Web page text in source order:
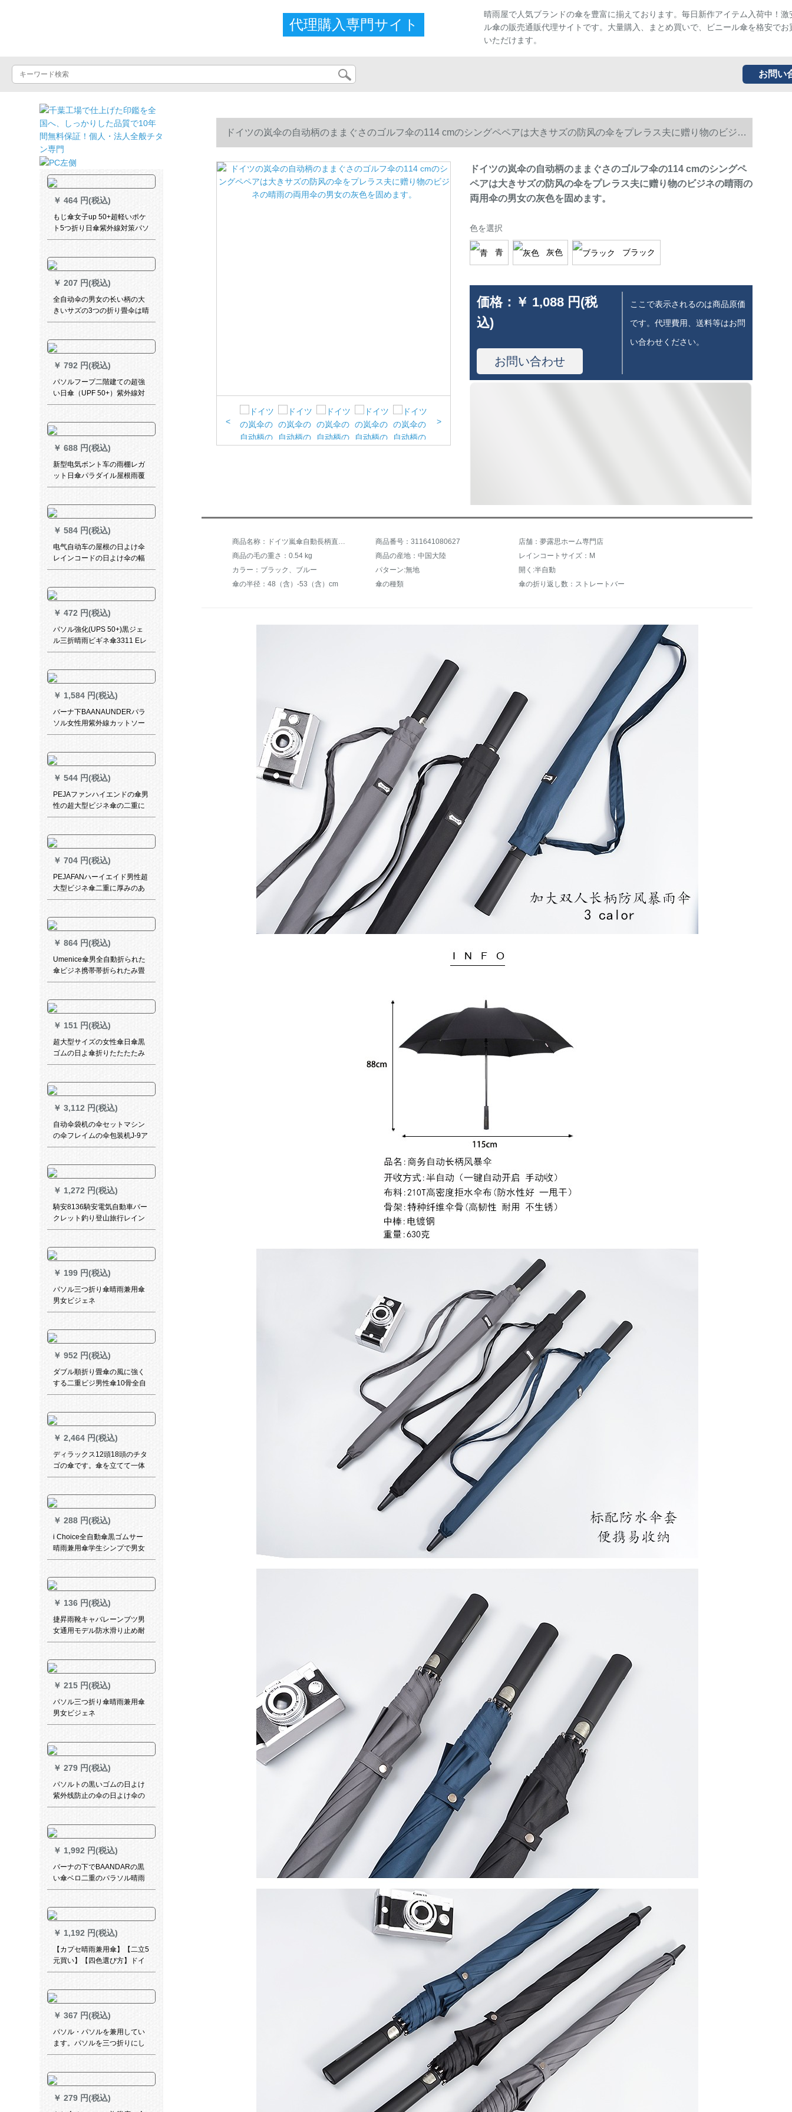
代理購入専門サイト
晴雨屋で人気ブランドの傘を豊富に揃えております。毎日新作アイテム入荷中！激
ル傘の販売通販代理サイトです。大量購入、まとめ買いで、ビニール傘を格安でお
いただけます。
お問い
￥ 464 円(税込)
もじ傘女子up 50+超軽いポケ
ト5つ折り日傘紫外線対策パソ
ル晴雨兼用傘コーパンベルト
￥ 207 円(税込)
全自动伞の男女の长い柄の大
きいサズの3つの折り畳伞は晴
雨の両用伞のままにします。
ます。
￥ 792 円(税込)
パソルフープ二階建ての超強
い日傘（UPF 50+）紫外線対
策と傘兼用の小さな黒い傘三
重紫【送り保険】
￥ 688 円(税込)
新型电気ボント车の雨棚レガ
ット日傘パラダイル屋根雨覆
い防风カバーバUV伞アプレッ
前雨カーンテン
￥ 584 円(税込)
电气自动车の屋根の日よけ伞
レインコードの日よけ伞の幅
を大きする。スクラバーの屋
ました。风よけカバの黒い裏
+前后の窓を开けます。
￥ 472 円(税込)
パソル強化(UPS 50+)黒ジェ
ル三折晴雨ビギネ傘3311 Eレ
ベニアジップ黒
￥ 1,584 円(税込)
バーナ下BAANAUNDERパラ
ソル女性用紫外線カットソー
ル晴雨兼用ミニ二階アンソス
￥ 544 円(税込)
PEJAファンハイエンドの傘男
性の超大型ビジネ傘の二重に
厚い自動柄の傘ペアの大きな
い風と雨兼用傘110 CMの中号
の二段の中で暗いです。
￥ 704 円(税込)
PEJAFANハーイエイド男性超
大型ビジネ傘二重に厚みのあ
る自動長柄傘2つの大きな傘屋
傘120 CM内の灰色のプラステ
ィック製ハド（レベルアープ
版）
￥ 864 円(税込)
Umenice傘男全自動折られた
傘ビジネ携帯帯折られたみ畳
傘二人の男女は、加固晴雨兼
プレゼ共同購入オーダメール
ド经典（シンゲル）
￥ 151 円(税込)
超大型サイズの女性傘日傘黒
ゴムの日よ傘折りたたたたみ
傘供用紫外線対策晴雨兼用傘
ハスの葉のサイドップ（1-2人
使用）
￥ 3,112 円(税込)
自动伞袋机の伞セットマシン
の伞フレイムの伞包装机J-9ア
ンズ色の漆焼きの双头伞机
￥ 1,272 円(税込)
騎安8136騎安電気自動車バー
クレット釣り登山旅行レイン
コート分身式二階帽子付通気
￥ 199 円(税込)
パソル三つ折り傘晴雨兼用傘
男女ビジェネ
￥ 952 円(税込)
ダブル順折り畳傘の風に強く
する二重ビジ男性傘10骨全自
動創意傘の日焼け止めペアが
ト（二重の長い柄の傘＋自動
折りたたみの傘）
￥ 2,464 円(税込)
ディラックス12頭18頭のチタ
ゴの傘です。傘を立てて一体
型のビライト傘を立てて12頭
￥ 288 円(税込)
i Choice全自動傘黒ゴムサー
晴雨兼用傘学生シンプで男女
とも小清新折られた畳傘折り
￥ 136 円(税込)
捷昇雨靴キャバレーンブツ男
女通用モデル防水滑り止め耐
摩耗性レインブーツ厚底pvcフ
防止モデル
￥ 215 円(税込)
パソル三つ折り傘晴雨兼用傘
男女ビジェネ
￥ 279 円(税込)
パソルトの黒いゴムの日よけ
紫外线防止の伞の日よけ伞の
三畳の晴雨兼用伞の女性
￥ 1,992 円(税込)
バーナの下でBAANDARの黒
い傘ベロ二重のパラソル晴雨
両用の焦げたパソル紫外線防
日焼け止め傘印麦
￥ 1,192 円(税込)
【カプセ晴雨兼用傘】【二立5
元買い】【四色選び方】ドイ
ツ工芸日焼け防止紫外線折り
粒芙青【ギフト】傘の粒を送
る
￥ 367 円(税込)
パソル・パソルを兼用してい
ます。パソルを三つ折りにし
た黒いゴムの傘の日焼け止め
￥ 279 円(税込)
ドイツの岚伞の自动柄のままぐさのゴルフ伞の114 cmのシングペペアは大きサズの防风の伞をプレラス夫に赠り物のビジネ
の晴雨の両用伞の男女の灰色を固めます。
< >
ドイツの岚伞の自动柄のままぐさのゴルフ伞の114 cmのシングペ
ペアは大きサズの防风の伞をプレラス夫に赠り物のビジネの晴雨の
両用伞の男女の灰色を固めます。
色を選択
青 灰色 ブラック
価格： ￥ 1,088 円(税
込)
お問い合わせ
ここで表示されるのは商品原価
です。代理費用、送料等はお問
い合わせください。
商品名称：ドイツ嵐傘自動長柄直柄ゴルフ傘114 cmシングルペアプラス大規模防台嵐傘補強丈夫プレゼントビジネス晴雨兼用傘男女灰色 商品番号：311641080627
店舗：夢露思ホーム専門店
商品の毛の重さ：0.54 kg
商品の産地：中国大陸
レインコートサイズ：M
カラー：ブラック、ブルー
パターン:無地
開く:半自動
傘の半径：48（含）-53（含）cm
傘の種類 傘の折り返し数：ストレートバー